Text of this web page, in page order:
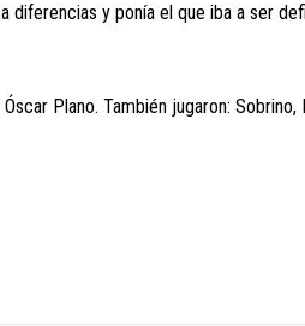
diferencias y ponía el que iba a ser
Plano. También jugaron: Sobrino,